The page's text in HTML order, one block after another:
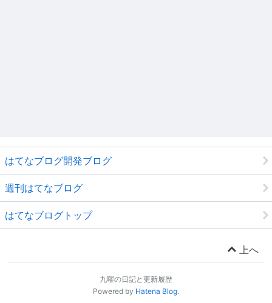
はてなブログ開発ブログ
週刊はてなブログ
はてなブログトップ
上へ
九曜の日記と更新履歴
Powered by Hatena Blog.